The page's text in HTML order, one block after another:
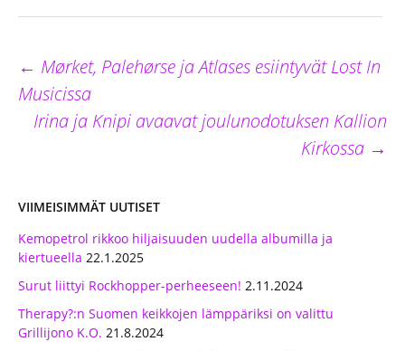
Artikkelien
selaus
← Mørket, Palehørse ja Atlases esiintyvät Lost In
Musicissa
Irina ja Knipi avaavat joulunodotuksen Kallion
Kirkossa →
VIIMEISIMMÄT UUTISET
Kemopetrol rikkoo hiljaisuuden uudella albumilla ja
kiertueella 22.1.2025
Surut liittyi Rockhopper-perheeseen! 2.11.2024
Therapy?:n Suomen keikkojen lämppäriksi on valittu
Grillijono K.O. 21.8.2024